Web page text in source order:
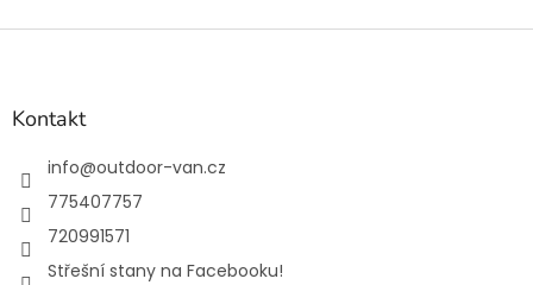
Z
Kontakt
info@outdoor-van.cz
775407757
720991571
Střešní stany na Facebooku!